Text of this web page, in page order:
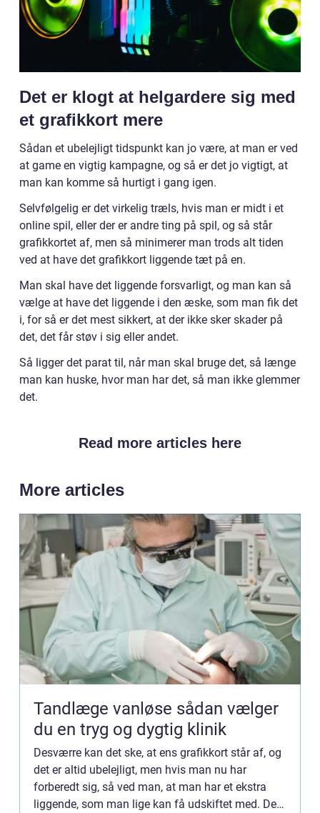
Det er klogt at helgardere sig med
et grafikkort mere
Sådan et ubelejligt tidspunkt kan jo være, at man er ved
at game en vigtig kampagne, og så er det jo vigtigt, at
man kan komme så hurtigt i gang igen.
Selvfølgelig er det virkelig træls, hvis man er midt i et
online spil, eller der er andre ting på spil, og så står
grafikkortet af, men så minimerer man trods alt tiden
ved at have det grafikkort liggende tæt på en.
Man skal have det liggende forsvarligt, og man kan så
vælge at have det liggende i den æske, som man fik det
i, for så er det mest sikkert, at der ikke sker skader på
det, det får støv i sig eller andet.
Så ligger det parat til, når man skal bruge det, så længe
man kan huske, hvor man har det, så man ikke glemmer
det.
Read more articles here
More articles
Tandlæge vanløse sådan vælger
du en tryg og dygtig klinik
Desværre kan det ske, at ens grafikkort står af, og
det er altid ubelejligt, men hvis man nu har
forberedt sig, så ved man, at man har et ekstra
liggende, som man lige kan få udskiftet med. Det